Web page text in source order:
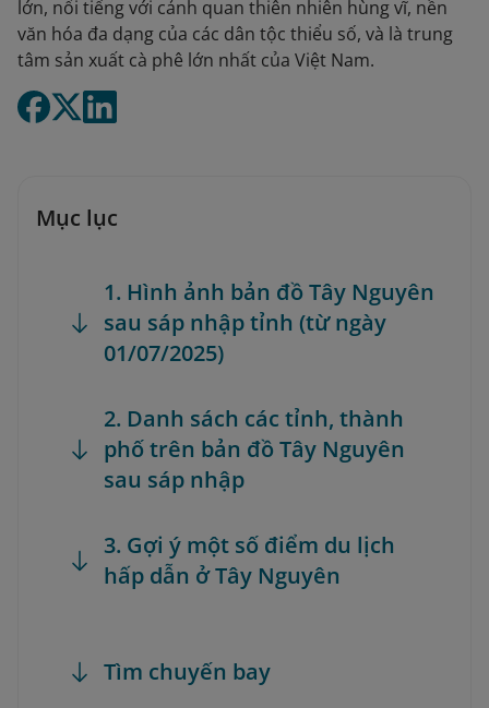
lớn, nổi tiếng với cảnh quan thiên nhiên hùng vĩ, nền
văn hóa đa dạng của các dân tộc thiểu số, và là trung
tâm sản xuất cà phê lớn nhất của Việt Nam.
Mục lục
1. Hình ảnh bản đồ Tây Nguyên
sau sáp nhập tỉnh (từ ngày
01/07/2025)
2. Danh sách các tỉnh, thành
phố trên bản đồ Tây Nguyên
sau sáp nhập
3. Gợi ý một số điểm du lịch
hấp dẫn ở Tây Nguyên
Tìm chuyến bay